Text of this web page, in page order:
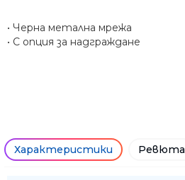
• Черна метална мрежа
• С опция за надграждане
Характеристики Ревюта